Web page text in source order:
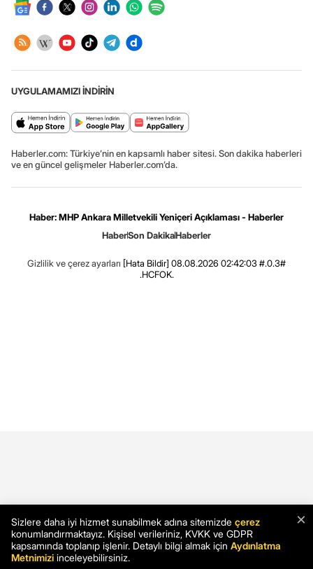
UYGULAMAMIZI İNDİRİN
Haberler.com: Türkiye’nin en kapsamlı haber sitesi. Son dakika haberleri
ve en güncel gelişmeler Haberler.com’da.
Haber: MHP Ankara Milletvekili Yeniçeri Açıklaması - Haberler
HaberSon DakikaHaberler
Gizlilik ve çerez ayarları [Hata Bildir] 08.08.2026 02:42:03 #.0.3#
.HCFOK.
×
Sizlere daha iyi hizmet sunabilmek adına sitemizde çerez
konumlandırmaktayız. Kişisel verileriniz, KVKK ve GDPR
kapsamında toplanıp işlenir. Detaylı bilgi almak için Aydınlatma
Metnimizi inceleyebilirsiniz.